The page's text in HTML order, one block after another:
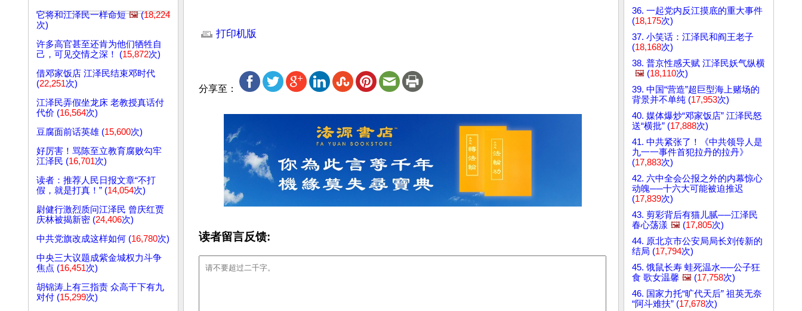
它将和江泽民一样命短 🖼️(18,224
次)
许多高官甚至还肯为他们牺牲自
己，可见交情之深！ (15,872次)
借邓家饭店 江泽民结束邓时代
(22,251次)
江泽民弄假坐龙床 老教授真话付
代价 (16,564次)
豆腐面前话英雄 (15,600次)
好厉害！骂陈至立教育腐败勾牢
江泽民 (16,701次)
读者：推荐人民日报文章“不打
假，就是打真！” (14,054次)
尉健行激烈质问江泽民 曾庆红贾
庆林被揭新密 (24,406次)
中共党旗改成这样如何 (16,780次)
中央三大议题成紫金城权力斗争
焦点 (16,451次)
胡锦涛上有三指责 众高干下有九
对付 (15,299次)
打印机版
分享至：
读者留言反馈:
36. 一起党内反江摸底的重大事件
(18,175次)
37. 小笑话：江泽民和阎王老子
(18,168次)
38. 普京性感天赋 江泽民妖气纵横
🖼️ (18,110次)
39. 中国“营造”超巨型海上赌场的
背景并不单纯 (17,953次)
40. 媒体爆炒“邓家饭店” 江泽民怒
送“横批” (17,888次)
41. 中共紧张了！《中共领导人是
九一一事件首犯拉丹的拉丹》
(17,883次)
42. 六中全会公报之外的内幕惊心
动魄──十六大可能被迫推迟
(17,839次)
43. 剪彩背后有猫儿腻──江泽民
春心荡漾 🖼️ (17,805次)
44. 原北京市公安局局长刘传新的
结局 (17,794次)
45. 饿鼠长寿 蛙死温水──公子狂
食 歌女温馨 🖼️ (17,758次)
46. 国家力托“旷代天后” 祖英无奈
“阿斗难扶” (17,678次)